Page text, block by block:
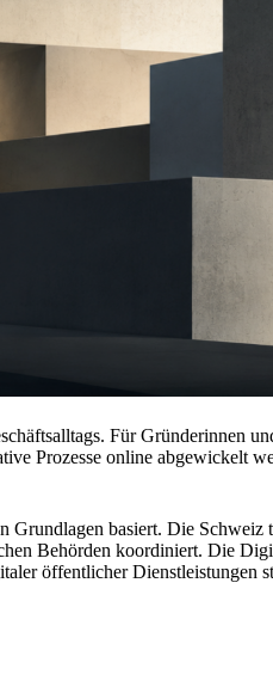
Für Gründerinnen
Prozesse online abgewickelt
basiert. Die
Behörden koordiniert. Die
öffentlicher Dienstleistungen